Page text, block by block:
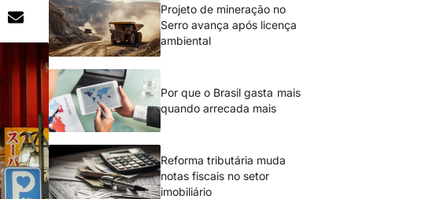
Projeto de mineração no
Serro avança após licença
ambiental
Por que o Brasil gasta mais
quando arrecada mais
Reforma tributária muda
notas fiscais no setor
imobiliário